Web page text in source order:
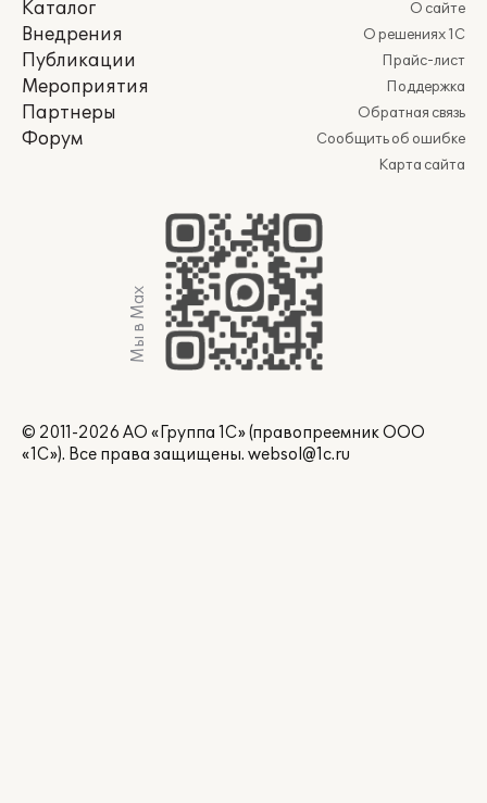
Каталог
Внедрения
Публикации
Мероприятия
Партнеры
Форум
О сайте
О решениях 1С
Прайс-лист
Поддержка
Обратная связь
Сообщить об ошибке
Карта сайта
Мы в Max
© 2011-2026 АО «Группа 1С» (правопреемник ООО
«1С»). Все права защищены. websol@1c.ru